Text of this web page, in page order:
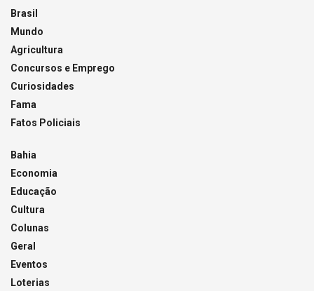
Brasil
Mundo
Agricultura
Concursos e Emprego
Curiosidades
Fama
Fatos Policiais
Bahia
Economia
Educação
Cultura
Colunas
Geral
Eventos
Loterias